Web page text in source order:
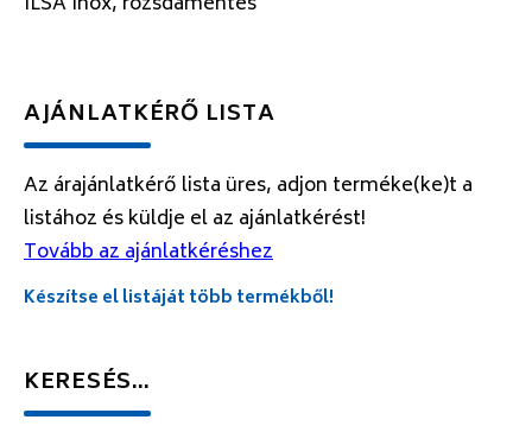
AJÁNLATKÉRŐ LISTA
Az árajánlatkérő lista üres, adjon terméke(ke)t a
listához és küldje el az ajánlatkérést!
Tovább az ajánlatkéréshez
Készítse el listáját több termékből!
KERESÉS…